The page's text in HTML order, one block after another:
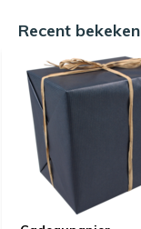
Recent bekeken